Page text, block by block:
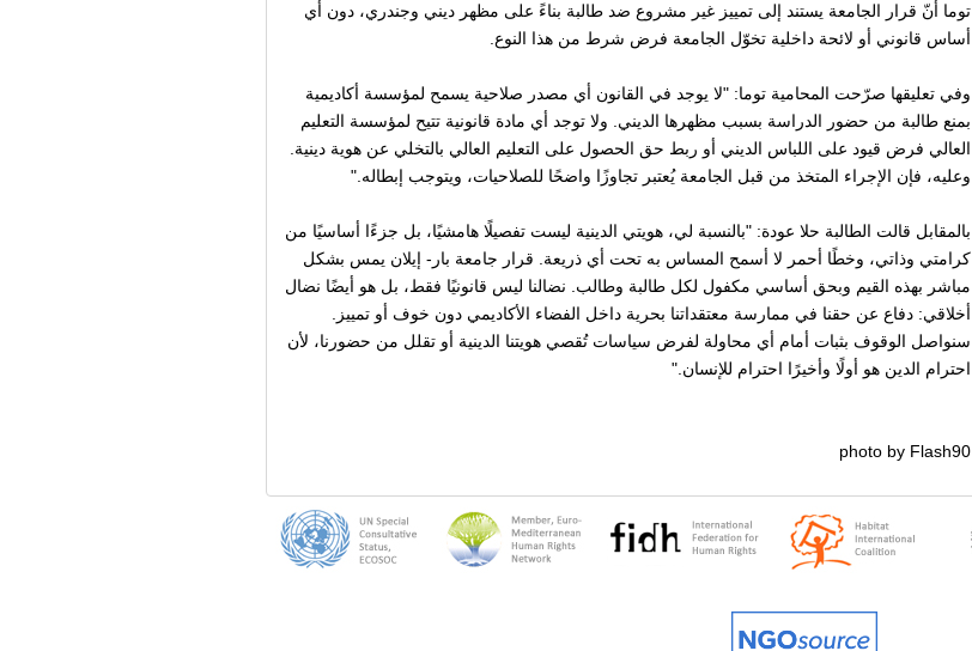
توما أنّ قرار الجامعة يستند إلى تمييز غير مشروع ضد طالبة بناءً على مظهر ديني وجندري، دون أي
أساس قانوني أو لائحة داخلية تخوّل الجامعة فرض شرط من هذا النوع
وفي تعليقها صرّحت المحامية توما:
"لا يوجد في القانون أي مصدر صلاحية يسمح لمؤسسة أكاديمية
بمنع طالبة من حضور الدراسة بسبب مظهرها الديني. ولا توجد أي مادة قانونية تتيح لمؤسسة التعليم
العالي فرض قيود على اللباس الديني أو ربط حق الحصول على التعليم العالي بالتخلي عن هوية دينية.
وعليه، فإن الإجراء المتخذ من قبل الجامعة يُعتبر تجاوزًا واضحًا للصلاحيات، ويتوجب إبطاله ."
بالمقابل قالت الطالبة حلا عودة: "بالنسبة لي، هويتي الدينية ليست تفصيلًا هامشيًا، بل جزءًا أساسيًا من
كرامتي وذاتي، وخطًا أحمر لا أسمح المساس به تحت أي ذريعة. قرار جامعة بار- إيلان يمس بشكل
مباشر بهذه القيم وبحق أساسي مكفول لكل طالبة وطالب. نضالنا ليس قانونيًا فقط، بل هو أيضًا نضال
أخلاقي: دفاع عن حقنا في ممارسة معتقداتنا بحرية داخل الفضاء الأكاديمي دون خوف أو تمييز.
سنواصل الوقوف بثبات أمام أي محاولة لفرض سياسات تُقصي هويتنا الدينية أو تقلل من حضورنا، لأن
احترام الدين هو أولًا وأخيرًا احترام للإنسان ."
photo by Flash90